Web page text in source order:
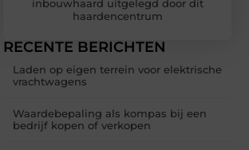
inbouwhaard uitgelegd door dit
haardencentrum
RECENTE BERICHTEN
Laden op eigen terrein voor elektrische
vrachtwagens
Waardebepaling als kompas bij een
bedrijf kopen of verkopen